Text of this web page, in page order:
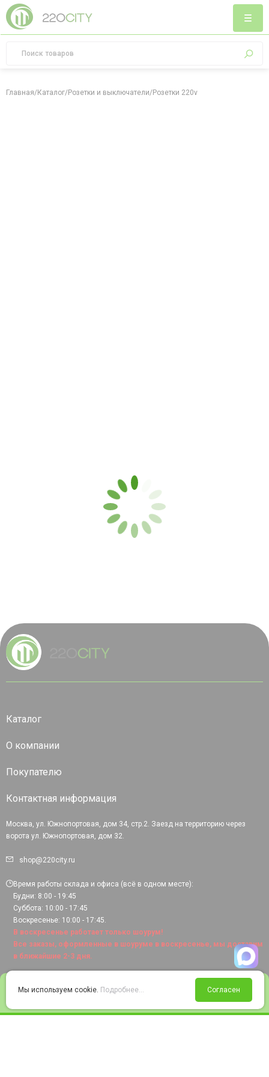
Войти Избранное Корзина
Главная/Каталог/Розетки и выключатели/Розетки 220v
Каталог
О компании
Покупателю
Контактная информация
Москва, ул. Южнопортовая, дом 34, стр.2. Заезд на территорию через
ворота ул. Южнопортовая, дом 32.
shop@220city.ru
Время работы склада и офиса (всё в одном месте):
Будни: 8:00 - 19:45
Суббота: 10:00 - 17:45
Воскресенье: 10:00 - 17:45.
В воскресенье работает только шоурум!
Все заказы, оформленные в шоуруме в воскресенье, мы доставим
в ближайшие 2-3 дня.
Мы используем cookie. Подробнее... Согласен